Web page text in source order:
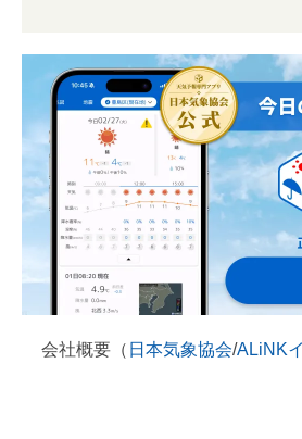
会社概要（ 日本気象協会/ALiNK